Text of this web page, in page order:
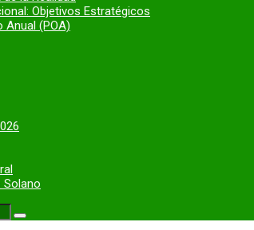
Objetivos Estratégicos
Anual (POA)
Solano